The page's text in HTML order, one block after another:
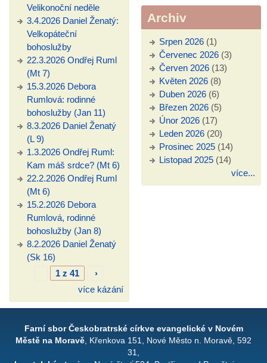
Velikonoční neděle
3.4.2026 Daniel Ženatý:
Velkopáteční
bohoslužby
22.3.2026 Ondřej Ruml
(Mt 7)
15.3.2026 Debora
Rumlová: rodinné
bohoslužby (Jan 11)
8.3.2026 Daniel Ženatý
(L 9)
1.3.2026 Ondřej Ruml:
Kam máš srdce? (Mt 6)
22.2.2026 Ondřej Ruml
(Mt 6)
15.2.2026 Debora
Rumlová, rodinné
bohoslužby (Jan 8)
8.2.2026 Daniel Ženatý
(Sk 16)
1 z 41
›
více kázání
Archiv
Srpen 2026(1)
Červenec 2026(3)
Červen 2026(13)
Květen 2026(8)
Duben 2026(6)
Březen 2026(5)
Únor 2026(17)
Leden 2026(20)
Prosinec 2025(14)
Listopad 2025(14)
více...
Farní sbor Českobratrské církve evangelické v Novém
Městě na Moravě, Křenkova 151, Nové Město n. Moravě, 592
31,